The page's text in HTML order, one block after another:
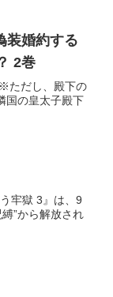
装婚約する
2巻
ただし、殿下の
国の皇太子殿下
牢獄 3』は、9
”から解放され